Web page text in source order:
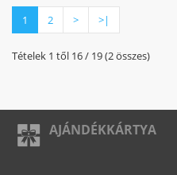
1 2 > >|
Tételek 1 től 16 / 19 (2 összes)
AJÁNDÉKKÁRTYA